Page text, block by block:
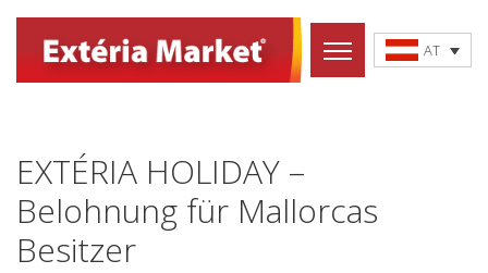
AT
EXTÉRIA HOLIDAY –
Belohnung für Mallorcas
Besitzer